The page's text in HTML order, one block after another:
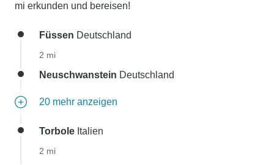
mi erkunden und bereisen!
Füssen Deutschland
2 mi
Neuschwanstein Deutschland
20 mehr anzeigen
Torbole Italien
2 mi